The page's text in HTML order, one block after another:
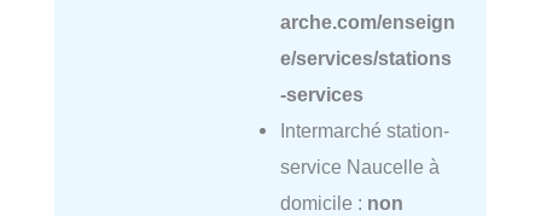
arche.com/enseign
e/services/stations
-services
Intermarché station-
service Naucelle à
domicile : non